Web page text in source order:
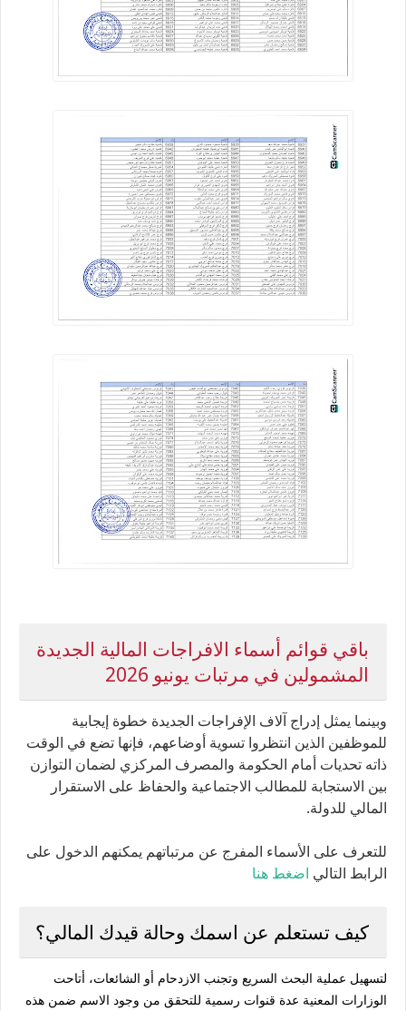
باقي قوائم أسماء الافراجات المالية الجديدة
المشمولين في مرتبات يونيو 2026
وبينما يمثل إدراج آلاف الإفراجات الجديدة خطوة إيجابية
للموظفين الذين انتظروا تسوية أوضاعهم، فإنها تضع في الوقت
ذاته تحديات أمام الحكومة والمصرف المركزي لضمان التوازن
بين الاستجابة للمطالب الاجتماعية والحفاظ على الاستقرار
المالي للدولة.
للتعرف على الأسماء المفرج عن مرتباتهم يمكنهم الدخول على
الرابط التالي اضغط هنا
كيف تستعلم عن اسمك وحالة قيدك المالي؟
لتسهيل عملية البحث السريع وتجنب الازدحام أو الشائعات، أتاحت
الوزارات المعنية عدة قنوات رسمية للتحقق من وجود الاسم ضمن هذه